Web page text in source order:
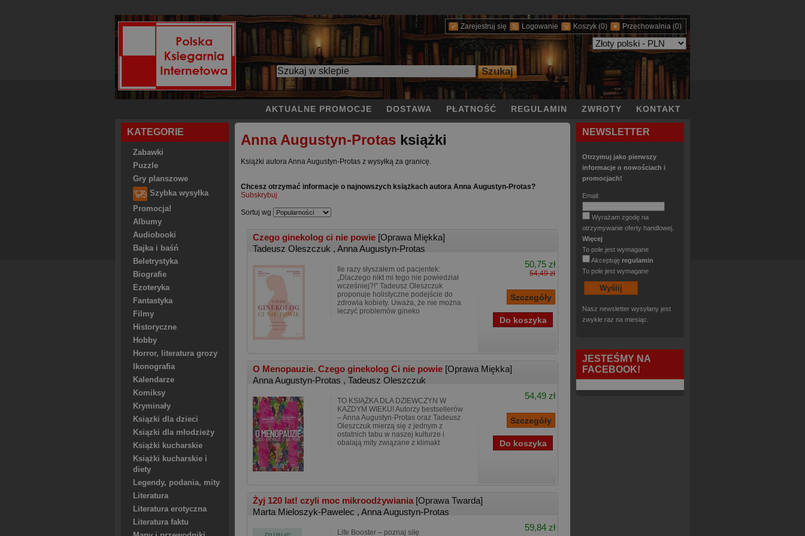
Zarejestruj się Logowanie Koszyk (0) Przechowalnia (0)
AKTUALNE PROMOCJE DOSTAWA PŁATNOŚĆ REGULAMIN ZWROTY KONTAKT
KATEGORIE
Zabawki
Puzzle
Gry planszowe
Szybka wysyłka
Promocja!
Albumy
Audiobooki
Bajka i baśń
Beletrystyka
Biografie
Ezoteryka
Fantastyka
Filmy
Historyczne
Hobby
Horror, literatura grozy
Ikonografia
Kalendarze
Komiksy
Kryminały
Ksiązki dla dzieci
Ksiązki dla młodzieży
Książki kucharskie
Książki kucharskie i
diety
Legendy, podania, mity
Literatura
Literatura erotyczna
Literatura faktu
Anna Augustyn-Protas książki
Książki autora Anna Augustyn-Protas z wysyłką za granicę.
Chcesz otrzymać informacje o najnowszych książkach autora Anna Augustyn-Protas?
Subskrybuj
Sortuj wg
Czego ginekolog ci nie powie [Oprawa Miękka]
Tadeusz Oleszczuk , Anna Augustyn-Protas
Ile razy słyszałem od pacjentek:
„Dlaczego nikt mi tego nie powiedział
wcześniej?!” Tadeusz Oleszczuk
proponuje holistyczne podejście do
zdrowia kobiety. Uważa, że nie można
leczyć problemów gineko
50,75 zł
54,49 zł
O Menopauzie. Czego ginekolog Ci nie powie [Oprawa Miękka]
Anna Augustyn-Protas , Tadeusz Oleszczuk
TO KSIĄŻKA DLA DZIEWCZYN W
KAŻDYM WIEKU! Autorzy bestsellerów
– Anna Augustyn-Protas oraz Tadeusz
Oleszczuk mierzą się z jednym z
ostatnich tabu w naszej kulturze i
obalają mity związane z klimakt
54,49 zł
Żyj 120 lat! czyli moc mikroodżywiania [Oprawa Twarda]
Marta Mieloszyk-Pawelec , Anna Augustyn-Protas
Life Booster – poznaj siłę
59,84 zł
NEWSLETTER
Otrzymuj jako pierwszy
informacje o nowościach i
promocjach!
Email:
Wyrażam zgodę na
otrzymywanie oferty handlowej.
Więcej
To pole jest wymagane
Akceptuję regulamin
To pole jest wymagane
Nasz newsletter wysyłany jest
zwykle raz na miesiąc.
JESTEŚMY NA
FACEBOOK!